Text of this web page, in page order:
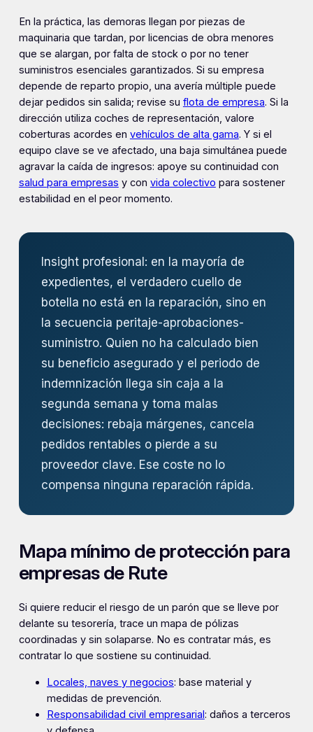
En la práctica, las demoras llegan por piezas de
maquinaria que tardan, por licencias de obra menores
que se alargan, por falta de stock o por no tener
suministros esenciales garantizados. Si su empresa
depende de reparto propio, una avería múltiple puede
dejar pedidos sin salida; revise su flota de empresa. Si la
dirección utiliza coches de representación, valore
coberturas acordes en vehículos de alta gama. Y si el
equipo clave se ve afectado, una baja simultánea puede
agravar la caída de ingresos: apoye su continuidad con
salud para empresas y con vida colectivo para sostener
estabilidad en el peor momento.
Insight profesional: en la mayoría de
expedientes, el verdadero cuello de
botella no está en la reparación, sino en
la secuencia peritaje-aprobaciones-
suministro. Quien no ha calculado bien
su beneficio asegurado y el periodo de
indemnización llega sin caja a la
segunda semana y toma malas
decisiones: rebaja márgenes, cancela
pedidos rentables o pierde a su
proveedor clave. Ese coste no lo
compensa ninguna reparación rápida.
Mapa mínimo de protección para
empresas de Rute
Si quiere reducir el riesgo de un parón que se lleve por
delante su tesorería, trace un mapa de pólizas
coordinadas y sin solaparse. No es contratar más, es
contratar lo que sostiene su continuidad.
Locales, naves y negocios: base material y
medidas de prevención.
Responsabilidad civil empresarial: daños a terceros